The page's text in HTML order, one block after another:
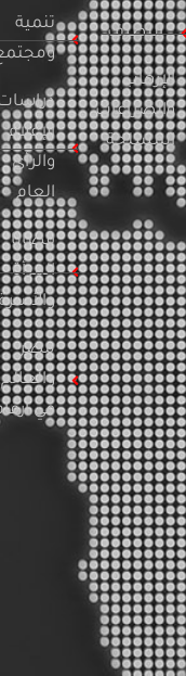
التطرف
الإرهاب
والصراعات
المسلحة
تنمية
ومجتمع
دراسات
الإعلام
والرأي
العام
قضايا
المرأة
والأسرة
مصر
والعالم
في أرقام